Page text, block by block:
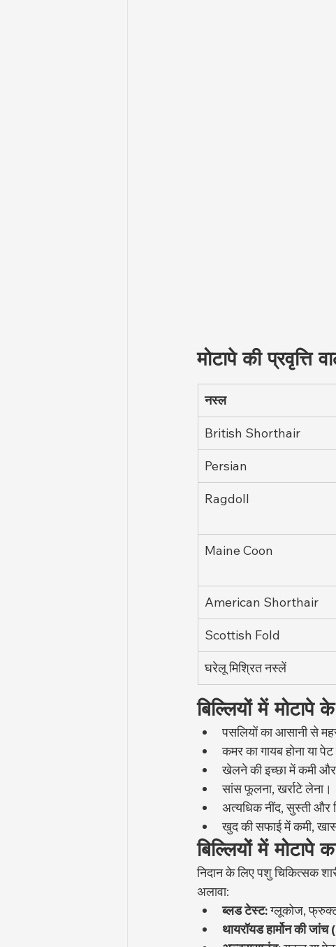
मोटापे की प्रवृत्ति
नस्ल
British Shorthair
Persian
Ragdoll
Maine Coon
American Shorthair
Scottish Fold
घरेलू मिश्रित नस्लें
बिल्लियों में मोटापे
पसलियों का आसानी से
कमर का गायब होना या
खेलने की इच्छा में कमी
सांस फूलना, खर्राटे लेना।
अत्यधिक नींद, सुस्ती और
खुद की सफाई में कमी,
बिल्लियों में मोटापे
निदान के लिए पशु चिकित्सक
अलावा:
ब्लड टेस्ट: ग्लूकोज,
थायरॉयड हार्मोन की